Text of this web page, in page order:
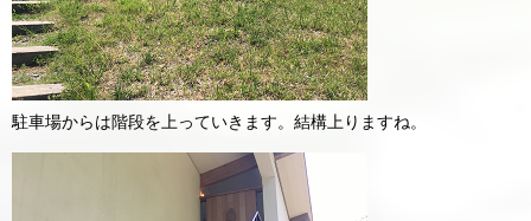
駐車場からは階段を上っていきます。結構上りますね。